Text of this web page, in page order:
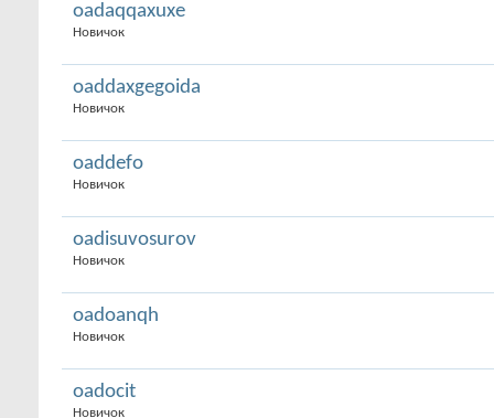
oadaqqaxuxe
Новичок
oaddaxgegoida
Новичок
oaddefo
Новичок
oadisuvosurov
Новичок
oadoanqh
Новичок
oadocit
Новичок